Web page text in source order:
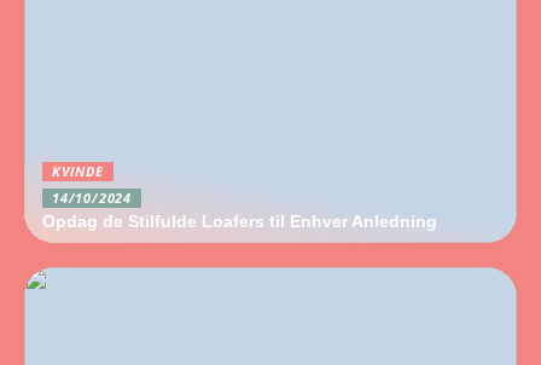
KVINDE
14/10/2024
Opdag de Stilfulde Loafers til Enhver Anledning